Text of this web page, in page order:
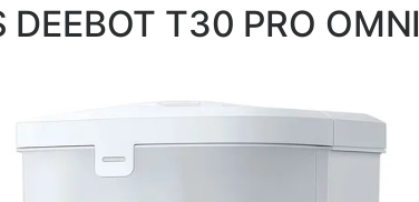
DEEBOT T30 PRO OMNI